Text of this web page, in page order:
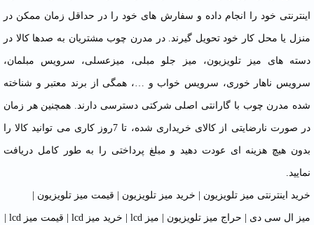
اینترنتی خود را انجام داده و سفارش های خود را در حداقل زمان ممکن در
منزل یا محل کار خود تحویل گیرند. در مدرن چوب مشتریان به صدها کالا در
دسته های میز تلویزیون، میز جلو مبلی، میزعسلی، سرویس مبلمان،
سرویس ناهار خوری، سرویس خواب و …، همگی از برند معتبر و شناخته
شده مدرن چوب با گارانتی اصلی شرکتی دسترسی دارند. همچنین هر زمان
در صورت نارضایتی از کالای خریداری شده، تا 7روز کاری می توانید کالا را
بدون هیچ هزینه ای عودت دهید و مبلغ پرداختی را به طور کامل دریافت
نمایید.
خرید اینترنتی میز تلویزیون خرید میز تلویزیون قیمت میز تلویزیون
میز ال سی دی حراج میز تلویزیون میز lcd خرید میز lcd قیمت میز lcd